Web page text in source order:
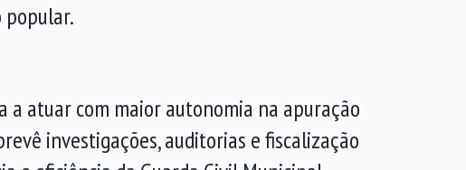
popular.
a atuar com maior autonomia na apuração
investigações, auditorias e fiscalização